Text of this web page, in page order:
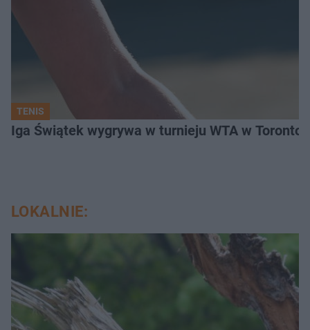
TENIS
Iga Świątek wygrywa w turnieju WTA w
LOKALNIE: